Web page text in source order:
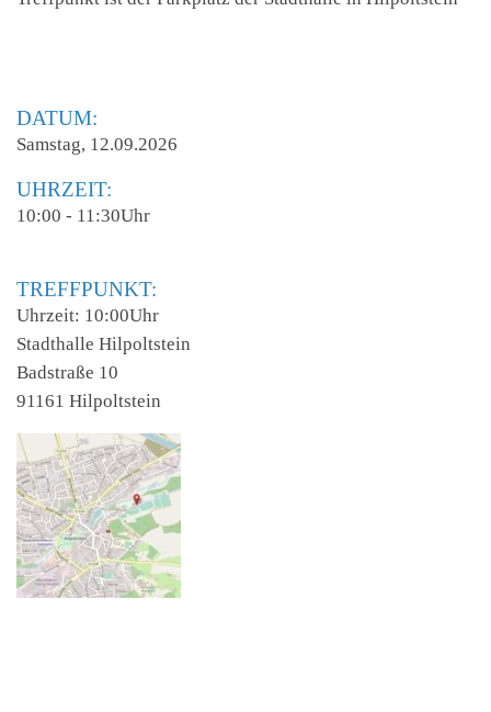
DATUM:
Samstag, 12.09.2026
UHRZEIT:
10:00 - 11:30Uhr
TREFFPUNKT:
Uhrzeit: 10:00Uhr
Stadthalle Hilpoltstein
Badstraße 10
91161 Hilpoltstein